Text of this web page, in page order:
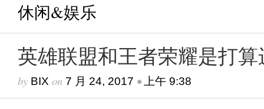
休闲&娱乐
英雄联盟和王者荣耀是打
by BIX on 7 月 24, 2017 • 上午 9:38